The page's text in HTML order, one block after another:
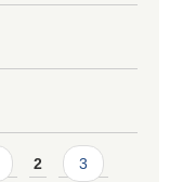
2 3